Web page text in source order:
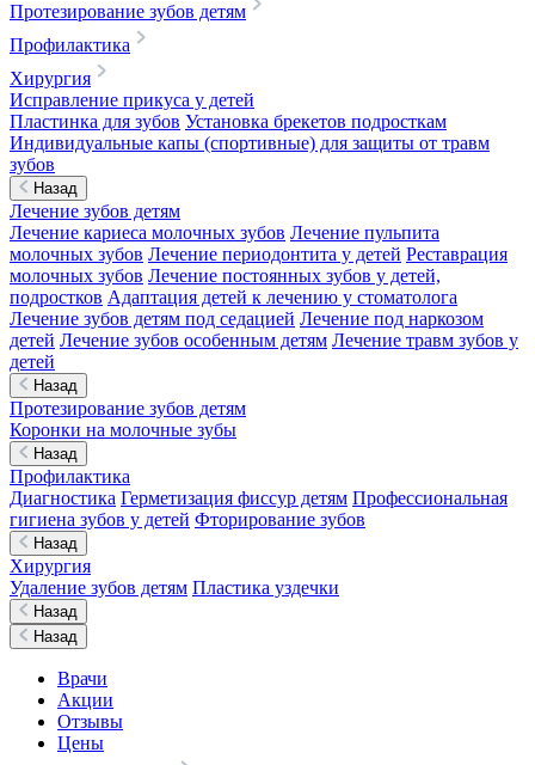
Протезирование зубов детям
Профилактика
Хирургия
Исправление прикуса у детей
Пластинка для зубов Установка брекетов подросткам
Индивидуальные капы (спортивные) для защиты от травм
зубов
Назад
Лечение зубов детям
Лечение кариеса молочных зубов Лечение пульпита
молочных зубов Лечение периодонтита у детей Реставрация
молочных зубов Лечение постоянных зубов у детей,
подростков Адаптация детей к лечению у стоматолога
Лечение зубов детям под седацией Лечение под наркозом
детей Лечение зубов особенным детям Лечение травм зубов у
детей
Назад
Протезирование зубов детям
Коронки на молочные зубы
Назад
Профилактика
Диагностика Герметизация фиссур детям Профессиональная
гигиена зубов у детей Фторирование зубов
Назад
Хирургия
Удаление зубов детям Пластика уздечки
Назад
Назад
Врачи
Акции
Отзывы
Цены